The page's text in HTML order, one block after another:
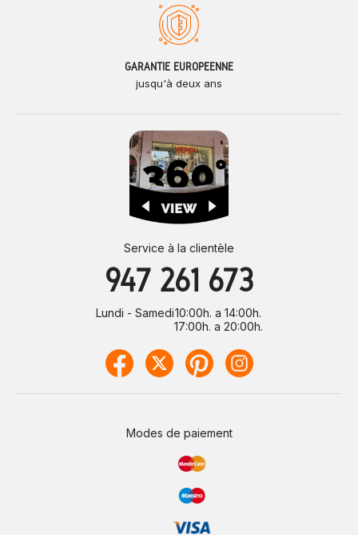
GARANTIE EUROPÉENNE
jusqu'à deux ans
Service à la clientèle
947 261 673
Lundi - Samedi10:00h. a 14:00h.
17:00h. a 20:00h.
Modes de paiement